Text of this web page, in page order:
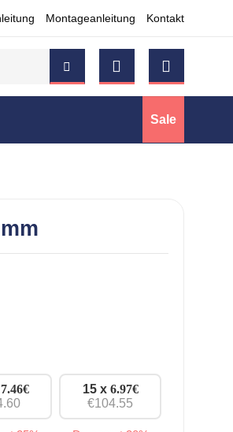
Montageanleitung Kontakt
Sale
7.46€
15 x 6.97€
€104.55